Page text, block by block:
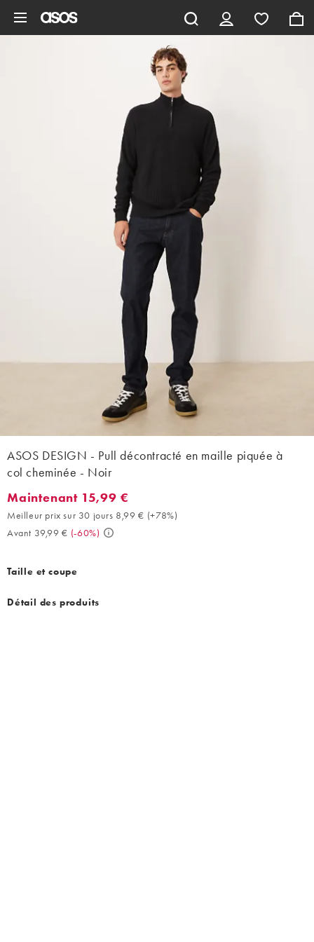
ASOS DESIGN - Pull décontracté en maille piquée à
col cheminée - Noir
Maintenant 15,99 €. Meilleur prix sur 30 jours 8,99 € (+78%).
Maintenant 15,99 €
Meilleur prix sur 30 jours 8,99 € (+78%)
Avant 39,99 € (-60%)
Taille et coupe
Détail des produits